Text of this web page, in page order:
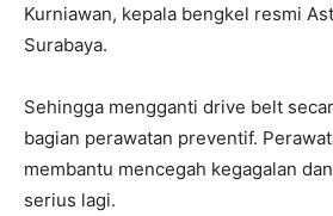
Kurniawan, kepala bengkel resmi
Surabaya.
Sehingga mengganti drive belt
bagian perawatan preventif.
membantu mencegah kegagalan
serius lagi.